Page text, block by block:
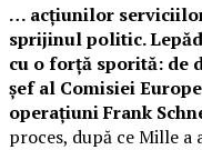
… acțiunilor serviciilor
sprijinul politic.
cu o forță sporită: de
șef al Comisiei
operațiuni Frank
proces, după ce Mille